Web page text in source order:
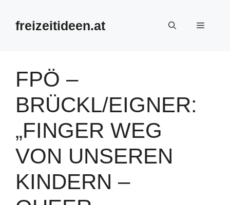
Inhalt
springenfreizeitideen.at Menü
FPÖ –
BRÜCKL/EIGNER:
„FINGER WEG
VON UNSEREN
KINDERN –